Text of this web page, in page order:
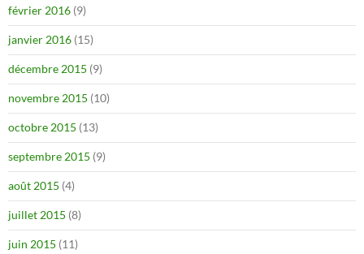
février 2016 (9)
janvier 2016 (15)
décembre 2015 (9)
novembre 2015 (10)
octobre 2015 (13)
septembre 2015 (9)
août 2015 (4)
juillet 2015 (8)
juin 2015 (11)